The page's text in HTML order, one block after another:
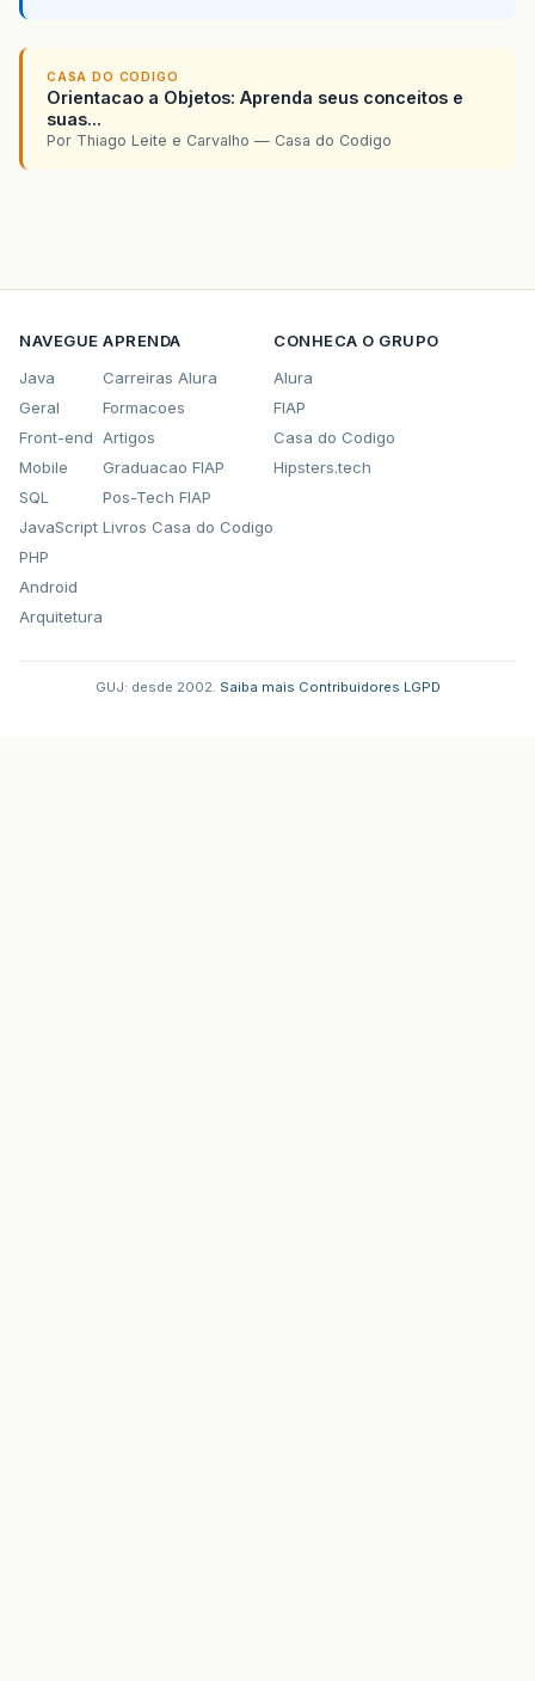
CASA DO CODIGO
Orientacao a Objetos: Aprenda seus conceitos e
suas...
Por Thiago Leite e Carvalho — Casa do Codigo
NAVEGUE
Java
Geral
Front-end
Mobile
SQL
JavaScript
PHP
Android
Arquitetura
APRENDA
Carreiras Alura
Formacoes
Artigos
Graduacao FIAP
Pos-Tech FIAP
Livros Casa do Codigo
CONHECA O GRUPO
Alura
FIAP
Casa do Codigo
Hipsters.tech
GUJ: desde 2002. Saiba mais Contribuidores LGPD